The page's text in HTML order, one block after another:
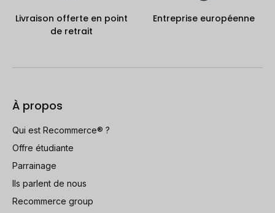
Livraison offerte en point
de retrait
Entreprise européenne
À propos
Qui est Recommerce® ?
Offre étudiante
Parrainage
Ils parlent de nous
Recommerce group